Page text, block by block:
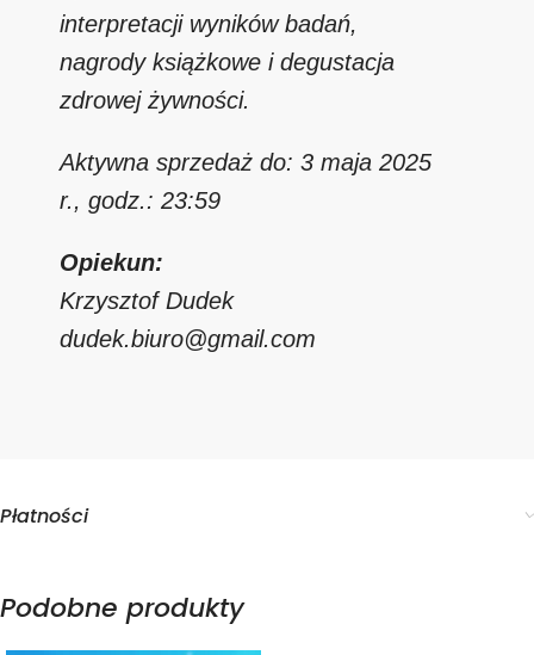
interpretacji wyników badań,
nagrody książkowe i degustacja
zdrowej żywności.
Aktywna sprzedaż do: 3 maja 2025
r., godz.: 23:59
Opiekun:
Krzysztof Dudek
dudek.biuro@gmail.com
Płatności
Podobne produkty